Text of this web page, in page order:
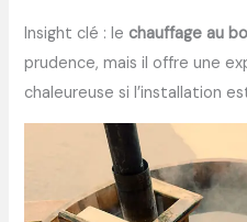
Insight clé : lechauffage au
prudence, mais il offre une
chaleureuse si l’installation